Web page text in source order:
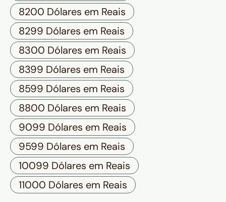
8200 Dólares em Reais
8299 Dólares em Reais
8300 Dólares em Reais
8399 Dólares em Reais
8599 Dólares em Reais
8800 Dólares em Reais
9099 Dólares em Reais
9599 Dólares em Reais
10099 Dólares em Reais
11000 Dólares em Reais